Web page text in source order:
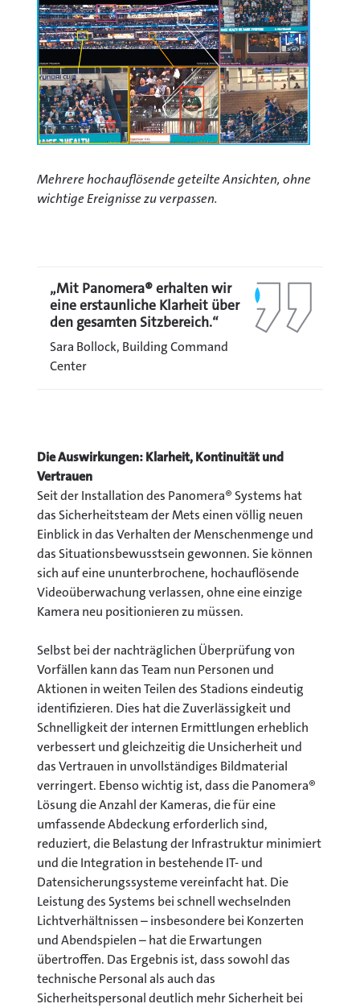
Mehrere hochauflösende geteilte Ansichten, ohne
wichtige Ereignisse zu verpassen.
„Mit Panomera® erhalten wir
eine erstaunliche Klarheit über
den gesamten Sitzbereich.“
Sara Bollock, Building Command
Center
Die Auswirkungen: Klarheit, Kontinuität und
Vertrauen
Seit der Installation des Panomera® Systems hat
das Sicherheitsteam der Mets einen völlig neuen
Einblick in das Verhalten der Menschenmenge und
das Situationsbewusstsein gewonnen. Sie können
sich auf eine ununterbrochene, hochauflösende
Videoüberwachung verlassen, ohne eine einzige
Kamera neu positionieren zu müssen.
Selbst bei der nachträglichen Überprüfung von
Vorfällen kann das Team nun Personen und
Aktionen in weiten Teilen des Stadions eindeutig
identifizieren. Dies hat die Zuverlässigkeit und
Schnelligkeit der internen Ermittlungen erheblich
verbessert und gleichzeitig die Unsicherheit und
das Vertrauen in unvollständiges Bildmaterial
verringert. Ebenso wichtig ist, dass die Panomera®
Lösung die Anzahl der Kameras, die für eine
umfassende Abdeckung erforderlich sind,
reduziert, die Belastung der Infrastruktur minimiert
und die Integration in bestehende IT- und
Datensicherungssysteme vereinfacht hat. Die
Leistung des Systems bei schnell wechselnden
Lichtverhältnissen – insbesondere bei Konzerten
und Abendspielen – hat die Erwartungen
übertroffen. Das Ergebnis ist, dass sowohl das
technische Personal als auch das
Sicherheitspersonal deutlich mehr Sicherheit bei